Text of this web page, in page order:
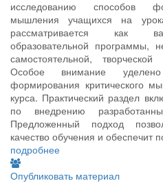
исследованию способов
мышления учащихся на
рассматривается как
образовательной программы,
самостоятельной,
Особое внимание
формирования критического
курса. Практический раздел
по внедрению
Предложенный подход
качество обучения и обеспечит
подробнее
Опубликовать материал